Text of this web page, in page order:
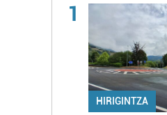
1
HIRIGINTZA